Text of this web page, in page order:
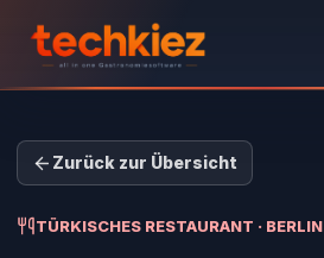
Zurück zur Übersicht
TÜRKISCHES RESTAURANT · BERLIN